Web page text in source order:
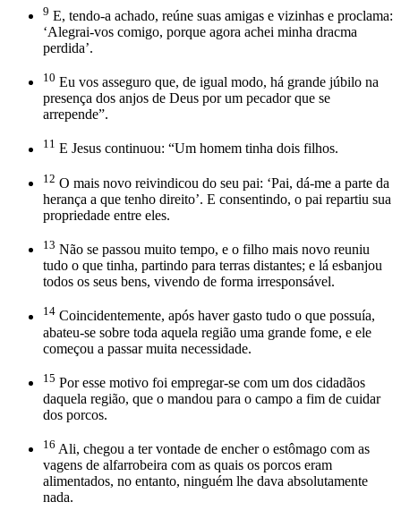
9 E, tendo-a achado, reúne suas amigas e vizinhas e proclama:
‘Alegrai-vos comigo, porque agora achei minha dracma
perdida’.
10 Eu vos asseguro que, de igual modo, há grande júbilo na
presença dos anjos de Deus por um pecador que se
arrepende”.
11 E Jesus continuou: “Um homem tinha dois filhos.
12 O mais novo reivindicou do seu pai: ‘Pai, dá-me a parte da
herança a que tenho direito’. E consentindo, o pai repartiu sua
propriedade entre eles.
13 Não se passou muito tempo, e o filho mais novo reuniu
tudo o que tinha, partindo para terras distantes; e lá esbanjou
todos os seus bens, vivendo de forma irresponsável.
14 Coincidentemente, após haver gasto tudo o que possuía,
abateu-se sobre toda aquela região uma grande fome, e ele
começou a passar muita necessidade.
15 Por esse motivo foi empregar-se com um dos cidadãos
daquela região, que o mandou para o campo a fim de cuidar
dos porcos.
16 Ali, chegou a ter vontade de encher o estômago com as
vagens de alfarrobeira com as quais os porcos eram
alimentados, no entanto, ninguém lhe dava absolutamente
nada.